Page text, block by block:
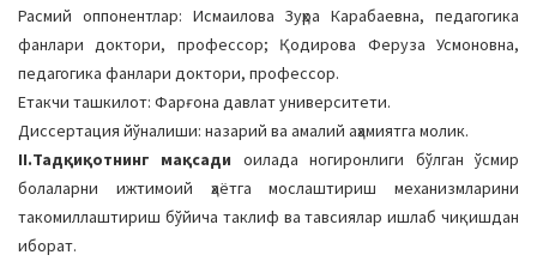
Расмий оппонентлар: Исмаилова Зуҳра Карабаевна, педагогика
фанлари доктори, профессор; Қодирова Феруза Усмоновна,
педагогика фанлари доктори, профессор.
Етакчи ташкилот: Фарғона давлат университети.
Диссертация йўналиши: назарий ва амалий аҳамиятга молик.
II.Тадқиқотнинг мақсади оилада ногиронлиги бўлган ўсмир
болаларни ижтимоий ҳаётга мослаштириш механизмларини
такомиллаштириш бўйича таклиф ва тавсиялар ишлаб чиқишдан
иборат.